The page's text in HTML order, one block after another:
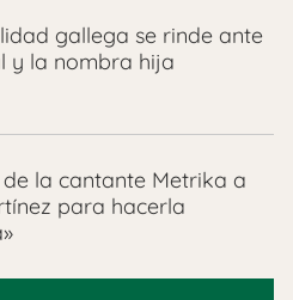
gallega se rinde ante
y la nombra hija
la cantante Metrika a
para hacerla